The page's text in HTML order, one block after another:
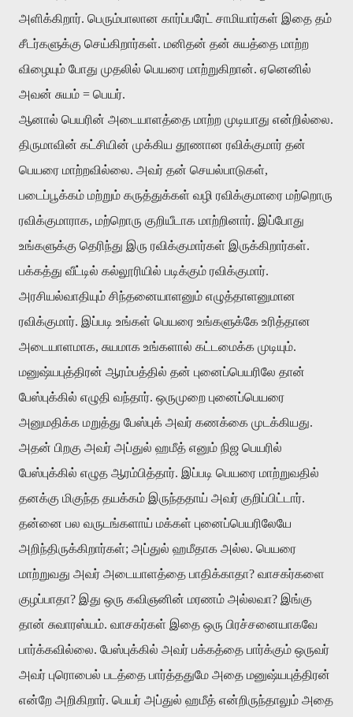
அளிக்கிறார். பெரும்பாலான கார்ப்பரேட் சாமியார்கள் இதை தம்
சீடர்களுக்கு செய்கிறார்கள். மனிதன் தன் சுயத்தை மாற்ற
விழையும் போது முதலில் பெயரை மாற்றுகிறான். ஏனெனில்
அவன் சுயம் = பெயர்.
ஆனால் பெயரின் அடையாளத்தை மாற்ற முடியாது என்றில்லை.
திருமாவின் கட்சியின் முக்கிய தூணான ரவிக்குமார் தன்
பெயரை மாற்றவில்லை. அவர் தன் செயல்பாடுகள்,
படைப்பூக்கம் மற்றும் கருத்துக்கள் வழி ரவிக்குமாரை மற்றொரு
ரவிக்குமாராக, மற்றொரு குறியீடாக மாற்றினார். இப்போது
உங்களுக்கு தெரிந்து இரு ரவிக்குமார்கள் இருக்கிறார்கள்.
பக்கத்து வீட்டில் கல்லூரியில் படிக்கும் ரவிக்குமார்.
அரசியல்வாதியும் சிந்தனையாளனும் எழுத்தாளனுமான
ரவிக்குமார். இப்படி உங்கள் பெயரை உங்களுக்கே உரித்தான
அடையாளமாக, சுயமாக உங்களால் கட்டமைக்க முடியும்.
மனுஷ்யபுத்திரன் ஆரம்பத்தில் தன் புனைப்பெயரிலே தான்
பேஸ்புக்கில் எழுதி வந்தார். ஒருமுறை புனைப்பெயரை
அனுமதிக்க மறுத்து பேஸ்புக் அவர் கணக்கை முடக்கியது.
அதன் பிறகு அவர் அப்துல் ஹமீத் எனும் நிஜ பெயரில்
பேஸ்புக்கில் எழுத ஆரம்பித்தார். இப்படி பெயரை மாற்றுவதில்
தனக்கு மிகுந்த தயக்கம் இருந்ததாய் அவர் குறிப்பிட்டார்.
தன்னை பல வருடங்களாய் மக்கள் புனைப்பெயரிலேயே
அறிந்திருக்கிறார்கள்; அப்துல் ஹமீதாக அல்ல. பெயரை
மாற்றுவது அவர் அடையாளத்தை பாதிக்காதா? வாசகர்களை
குழப்பாதா? இது ஒரு கவிஞனின் மரணம் அல்லவா? இங்கு
தான் சுவாரஸ்யம். வாசகர்கள் இதை ஒரு பிரச்சனையாகவே
பார்க்கவில்லை. பேஸ்புக்கில் அவர் பக்கத்தை பார்க்கும் ஒருவர்
அவர் புரொபைல் படத்தை பார்த்ததுமே அதை மனுஷ்யபுத்திரன்
என்றே அறிகிறார். பெயர் அப்துல் ஹமீத் என்றிருந்தாலும் அதை